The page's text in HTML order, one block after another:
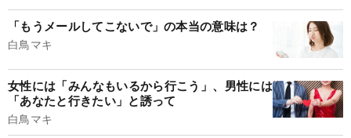
「もうメールしてこないで」の本当の意味は？
白鳥マキ
女性には「みんなもいるから行こう」、男性には
「あなたと行きたい」と誘って
白鳥マキ